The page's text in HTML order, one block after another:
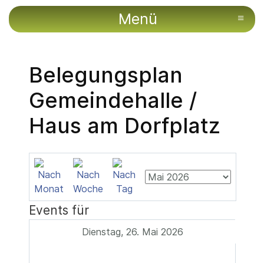
Menü ≡
Belegungsplan
Gemeindehalle /
Haus am Dorfplatz
Events für
Dienstag, 26. Mai 2026